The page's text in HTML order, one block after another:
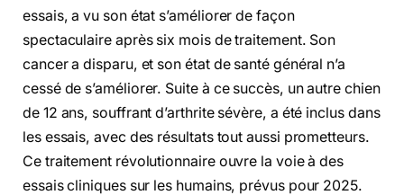
essais, a vu son état s’améliorer de façon
spectaculaire après six mois de traitement. Son
cancer a disparu, et son état de santé général n’a
cessé de s’améliorer. Suite à ce succès, un autre chien
de 12 ans, souffrant d’arthrite sévère, a été inclus dans
les essais, avec des résultats tout aussi prometteurs.
Ce traitement révolutionnaire ouvre la voie à des
essais cliniques sur les humains, prévus pour 2025.